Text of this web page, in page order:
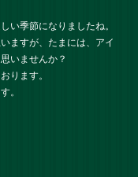
い季節になりましたね。
ますが、たまには、アイ
いませんか？
ります。
。